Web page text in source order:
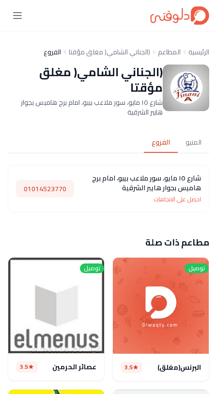
الرئيسية المطاعم (الجناني الشامي( مغلق مؤقتا الفروع
(الجناني الشامي( مغلق
مؤقتا
شارع ١٥ مايو، سور ملاعب بيبو، امام برج هاميس بجوار
هايبر الشرقية
المنيو الفروع
شارع ١٥ مايو، سور ملاعب بيبو، امام برج
هاميس بجوار هايبر الشرقية
احصل على الاتجاهات
01014523770
مطاعم ذات صلة
توصيل
البرنس(مغلق) 3.5
توصيل
عصائر الحرمين 3.5